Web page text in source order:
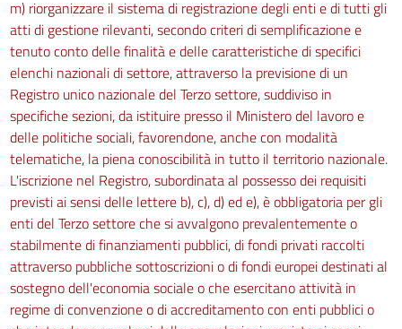
m) riorganizzare il sistema di registrazione degli enti e di tutti gli
atti di gestione rilevanti, secondo criteri di semplificazione e
tenuto conto delle finalità e delle caratteristiche di specifici
elenchi nazionali di settore, attraverso la previsione di un
Registro unico nazionale del Terzo settore, suddiviso in
specifiche sezioni, da istituire presso il Ministero del lavoro e
delle politiche sociali, favorendone, anche con modalità
telematiche, la piena conoscibilità in tutto il territorio nazionale.
L'iscrizione nel Registro, subordinata al possesso dei requisiti
previsti ai sensi delle lettere b), c), d) ed e), è obbligatoria per gli
enti del Terzo settore che si avvalgono prevalentemente o
stabilmente di finanziamenti pubblici, di fondi privati raccolti
attraverso pubbliche sottoscrizioni o di fondi europei destinati al
sostegno dell'economia sociale o che esercitano attività in
regime di convenzione o di accreditamento con enti pubblici o